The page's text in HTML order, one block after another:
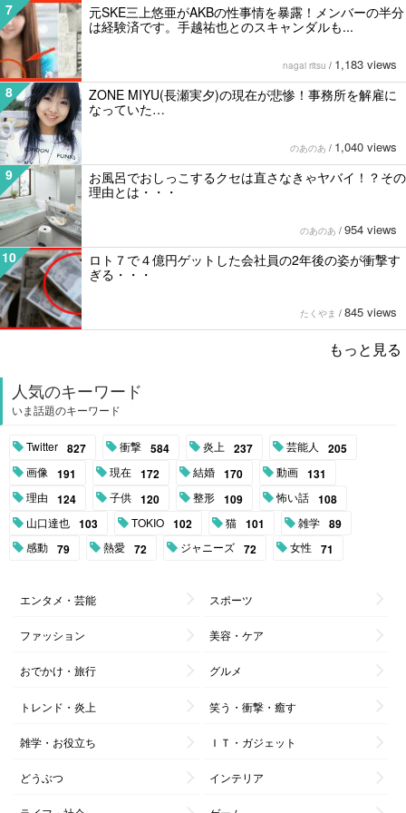
7
元SKE三上悠亜がAKBの性事情を暴露！メンバーの半分
は経験済です。手越祐也とのスキャンダルも...
nagai ritsu / 1,183 views
8
ZONE MIYU(長瀬実夕)の現在が悲惨！事務所を解雇に
なっていた…
のあのあ / 1,040 views
9
お風呂でおしっこするクセは直さなきゃヤバイ！？その
理由とは・・・
のあのあ / 954 views
10
ロト７で４億円ゲットした会社員の2年後の姿が衝撃す
ぎる・・・
たくやま / 845 views
もっと見る
人気のキーワード
いま話題のキーワード
Twitter 827 衝撃 584 炎上 237 芸能人 205
画像 191 現在 172 結婚 170 動画 131
理由 124 子供 120 整形 109 怖い話 108
山口達也 103 TOKIO 102 猫 101 雑学 89
感動 79 熱愛 72 ジャニーズ 72 女性 71
エンタメ・芸能 スポーツ
ファッション 美容・ケア
おでかけ・旅行 グルメ
トレンド・炎上 笑う・衝撃・癒す
雑学・お役立ち ＩＴ・ガジェット
どうぶつ インテリア